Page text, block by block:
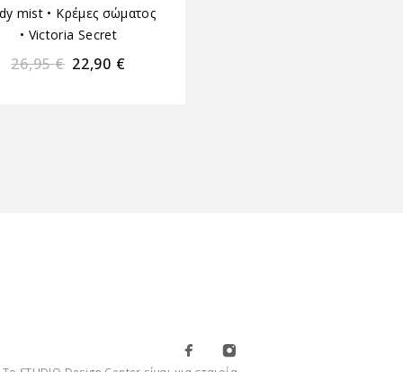
mist • Κρέμες σώματος
• Victoria Secret
26,95€ 22,90 €